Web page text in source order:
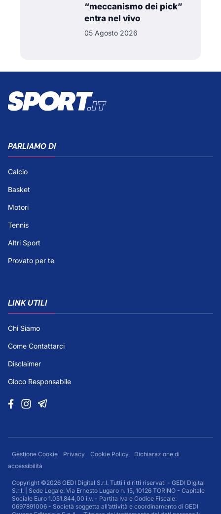
“meccanismo dei pick”
entra nel vivo
05 Agosto 2026
PARLIAMO DI
Calcio
Basket
Motori
Tennis
Altri Sport
Provato per te
LINK UTILI
Chi Siamo
Come Contattarci
Disclaimer
Gioco Responsabile
Gestione Cookie Privacy Cookie Policy
Dichiarazione di
accessibilità
Copyright ©2026 GEDI Digital S.r.l. Tutti i diritti riservati - GEDI Digital
S.r.l. | Sede Legale: Via Ernesto Lugaro n. 15, 10126 TORINO - Capitale
Sociale Euro 1.051.844,00 i.v. - Partita Iva e Codice Fiscale:
0697891006 - Società soggetta all’attività e coordinamento di GEDI